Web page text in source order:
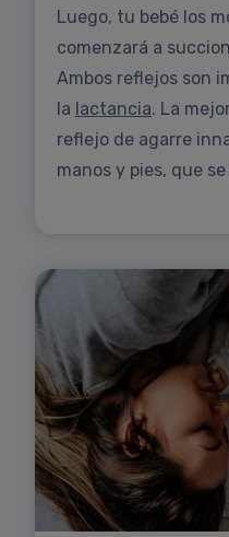
Luego, tu bebé los
comenzará a
Ambos reflejos son
la lactancia. La
reflejo de agarre
manos y pies, que